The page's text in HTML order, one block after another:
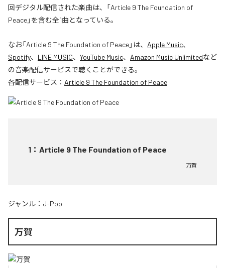
回デジタル配信された楽曲は、「Article 9 The Foundation of
Peace」を含む全1曲となっている。
なお「Article 9 The Foundation of Peace」は、 Apple Music、
Spotify、 LINE MUSIC、 YouTube Music、 Amazon Music Unlimitedなど
の音楽配信サービスで聴くことができる。
各配信サービス： Article 9 The Foundation of Peace
1 ： Article 9 The Foundation of Peace
万賀
ジャンル： J-Pop
万賀